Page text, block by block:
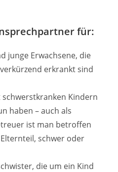
für:
junge Erwachsene, die
erkrankt sind
Kindern
haben – auch als
ist man betroffen
schwer oder
die um ein Kind